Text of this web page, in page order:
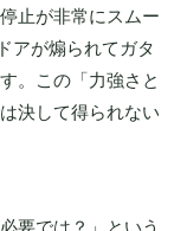
止が非常にスムー
アが煽られてガタ
。この「力強さと
決して得られない
要では？」という